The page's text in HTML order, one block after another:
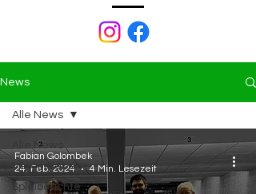
News
Alle News
Vereinsleben
Spielberichte
Alle News
Fabian Golombek
24. Feb. 2024
4 Min. Lesezeit